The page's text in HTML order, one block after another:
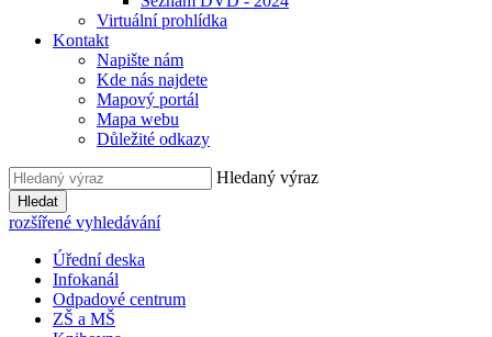
Virtuální prohlídka
Kontakt
Napište nám
Kde nás najdete
Mapový portál
Mapa webu
Důležité odkazy
Hledaný výraz
Hledat
rozšířené vyhledávání
Úřední deska
Infokanál
Odpadové centrum
ZŠ a MŠ